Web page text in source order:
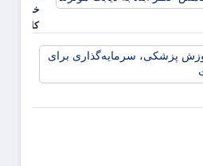
خانگی در
کاهش